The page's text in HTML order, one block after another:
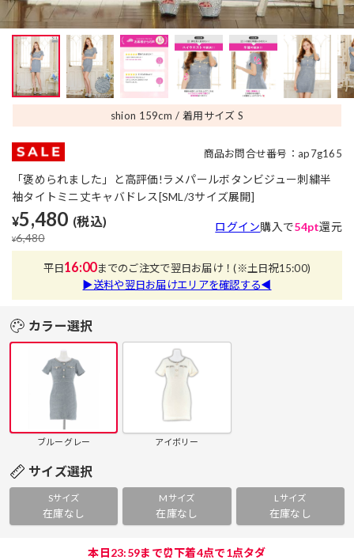
shion 159cm 着用サイズ S
商品お問合せ番号：ap7g165
「褒められました」と高評価!ラメパールボタンビジュー刺繍半
袖タイトミニ丈キャバドレス[SML/3サイズ展開]
¥5,480 (税込)
¥6,480
ログイン購入で54pt還元
平日16:00までのご注文で翌日お届け！(※土日祝15:00)
▶送料や翌日お届けエリアを確認する◀
カラー選択
ブルーグレー アイボリー
サイズ選択
Sサイズ
在庫なし
Mサイズ
在庫なし
Lサイズ
在庫なし
本日23:59まで⏰下着4点で1点タダ